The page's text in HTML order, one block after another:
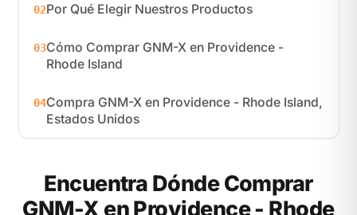
02Por Qué Elegir Nuestros Productos
03Cómo Comprar GNM-X en Providence -
Rhode Island
04Compra GNM-X en Providence - Rhode Island,
Estados Unidos
Encuentra Dónde Comprar
GNM-X en Providence - Rhode